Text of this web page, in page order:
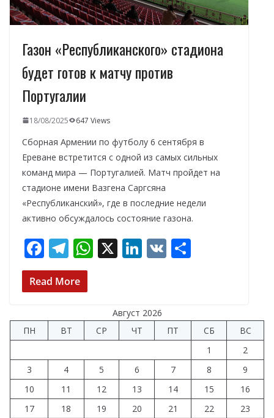
Газон «Республиканского» стадиона
будет готов к матчу против
Португалии
18/08/2025 647 Views
Сборная Армении по футболу 6 сентября в
Ереване встретится с одной из самых сильных
команд мира — Португалией. Матч пройдет на
стадионе имени Вазгена Саргсяна
«Республиканский», где в последние недели
активно обсуждалось состояние газона.
F
ac
e
o
o
k
T
el
e
a
m
W
A
p
p
X Li
e
dI
n
V
а
в
и
т
ь
Read More
Август 2026
ПН
ВТ СР ЧТ ПТ СБ
ВС
1
2
3
4 5 6 7 8
9
10
11 12 13 14 15
16
17
18 19 20 21 22
23